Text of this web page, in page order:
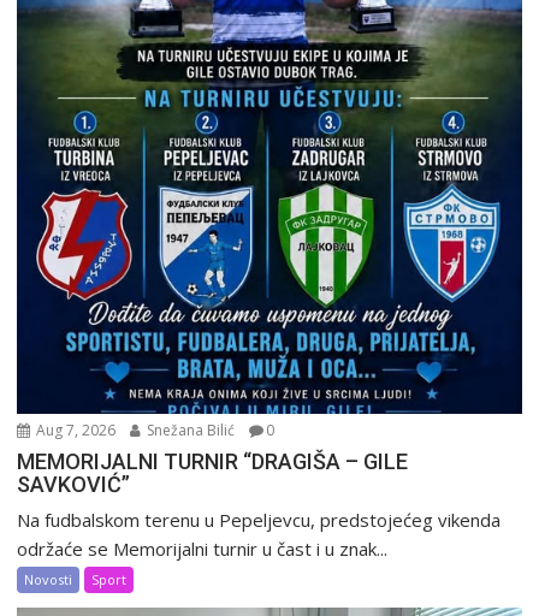
Aug 7, 2026 Snežana Bilić 0
MEMORIJALNI TURNIR “DRAGIŠA – GILE
SAVKOVIĆ”
Na fudbalskom terenu u Pepeljevcu, predstojećeg vikenda
održaće se Memorijalni turnir u čast i u znak...
Novosti Sport